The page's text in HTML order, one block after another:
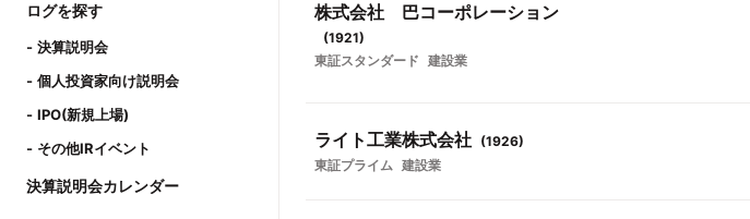
ログを探す
決算説明会
個人投資家向け説明会
IPO(新規上場)
その他IRイベント
決算説明会カレンダー
株式会社 巴コーポレーション
(1921)
東証スタンダード 建設業
ライト工業株式会社 (1926)
東証プライム 建設業